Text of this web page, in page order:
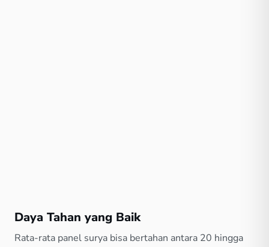
Daya Tahan yang Baik
Rata-rata panel surya bisa bertahan antara 20 hingga